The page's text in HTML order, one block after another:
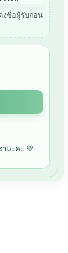
งชื่อผู้รับก่อน
นะคะ 💚